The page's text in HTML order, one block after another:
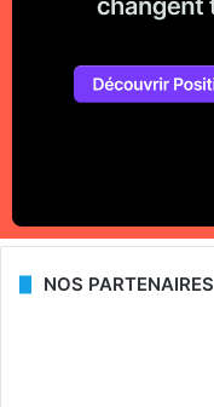
NOS PARTENAIRES